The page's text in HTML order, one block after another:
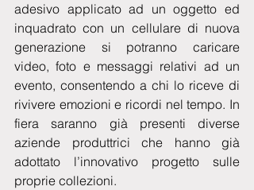
adesivo applicato ad un oggetto ed
inquadrato con un cellulare di nuova
generazione si potranno caricare
video, foto e messaggi relativi ad un
evento, consentendo a chi lo riceve di
rivivere emozioni e ricordi nel tempo. In
fiera saranno già presenti diverse
aziende produttrici che hanno già
adottato l’innovativo progetto sulle
proprie collezioni.